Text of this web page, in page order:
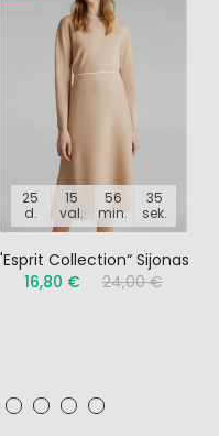
25
d.
15
val.
56
min.
35
sek.
Collection“ Sijonas
16,80 €
24,00 €